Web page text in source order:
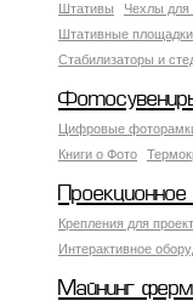
Штативы
Чехлы для
Штативные площадки
Стабилизаторы и
Цифровые
Книги о Фото
Крепления для
Интерактивное
Майнинг